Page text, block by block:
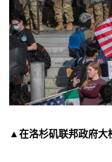
▲在洛杉矶联邦政府大